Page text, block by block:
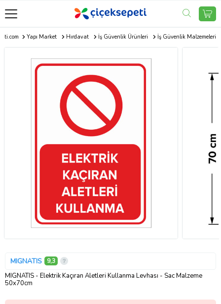
Yapı Market Hırdavat İş Güvenlik Ürünleri İş Güvenlik Malzemeleri
MIGNATIS 9,3
MIGNATIS - Elektrik Kaçıran Aletleri Kullanma Levhası - Sac Malzeme
50x70cm